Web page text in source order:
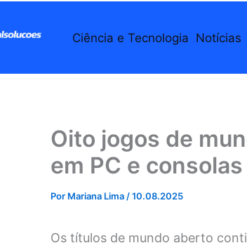
Ciência e Tecnologia Notícias
Oito jogos de
em PC e consolas
Por Mariana Lima /10.08.2025
Os títulos de mundo aberto